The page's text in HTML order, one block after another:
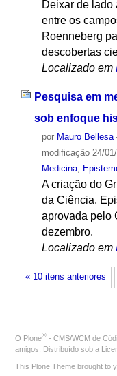
Deixar de lado
entre os
Roenneberg
descobertas
Localizado em
Pesquisa em
sob enfoque
por Mauro Bellesa
modificação24/
Medicina,
A criação do
da Ciência,
aprovada pelo
dezembro.
Localizado em
« 10 itens anteriores
O Plone® - CMS/WCM de
amigos. Distribuído sob a
This Plone Theme brought to